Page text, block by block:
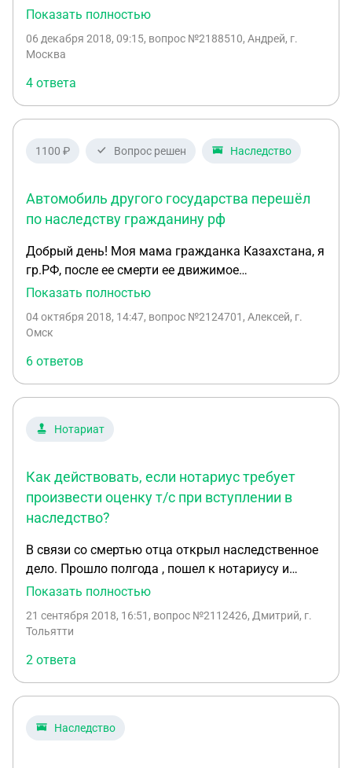
наследника, с какими рисками я могу
возможность от них обезопаситься? Например
учли? Я со своей стороны могу как-то проверить
сколько было наследников? Наличие долгов у
покойного, из-за которых кредиторы будут
претендовать на автомобиль? Есть ли ещё какие-
Показать полностью
06 декабря 2018, 09:15, вопрос №2188510, Андрей, г.
Москва
4 ответа
1100 ₽ Вопрос решен Наследство
Автомобиль другого государства перешёл
по наследству гражданину рф
Добрый день! Моя мама гражданка Казахстана, я
гр.РФ, после ее смерти ее движимое
имущество(автомобиль) перешло ко мне 100% по
территории РФ без растоможки транспортног
Показать полностью
04 октября 2018, 14:47, вопрос №2124701, Алексей, г.
Омск
6 ответов
Нотариат
Как действовать, если нотариус требует
произвести оценку т/с при вступлении в
наследство?
В связи со смертью отца открыл наследственное
дело. Прошло полгода , пошел к нотариусу и
выяснил , что на отца был оформлен автомобиль.
сын. Ее сын сразу сказал, что машину не отдам
требует произвести оценку автомобиля, доступа к
которому у меня нет, т.к. связаться теперь я с ним
не могу(на звонки не отвечают), дома не застал и
соответственно автомобиль не видел (есть ли он
еще). По совету нотариуса обратился в ГИБДД
Показать полностью
21 сентября 2018, 16:51 , вопрос №2112426, Дмитрий, г.
Тольятти
2 ответа
Наследство